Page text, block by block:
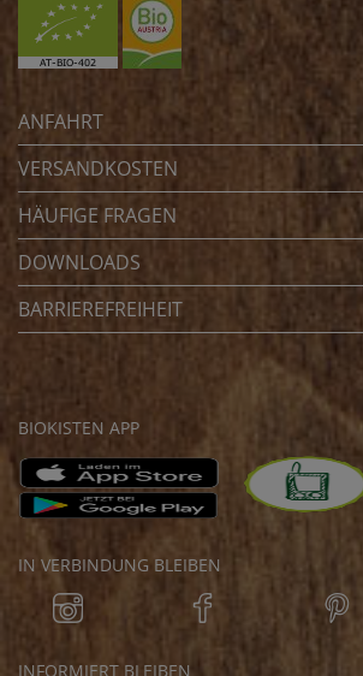
ANFAHRT
VERSANDKOSTEN
HÄUFIGE FRAGEN
DOWNLOADS
BARRIEREFREIHEIT
BIOKISTEN APP
IN VERBINDUNG BLEIBEN
INFORMIERT BLEIBEN